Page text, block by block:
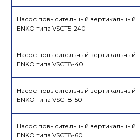
Насос повысительный вертикальный
ENKO типа VSCT5-240
Насос повысительный вертикальный
ENKO типа VSCT8-40
Насос повысительный вертикальный
ENKO типа VSCT8-50
Насос повысительный вертикальный
ENKO типа VSCT8-60